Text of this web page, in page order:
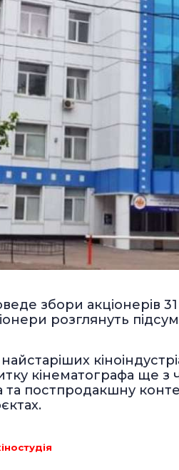
збори акціонерів
розглянуть
кінематографа ще з
постпродакшну